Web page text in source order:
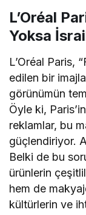
L’Oréal
Yoksa
L’Oréal Paris,
edilen bir
görünümün
Öyle ki,
reklamlar, bu
güçlendiriyor.
Belki de bu
ürünlerin
hem de
kültürlerin ve